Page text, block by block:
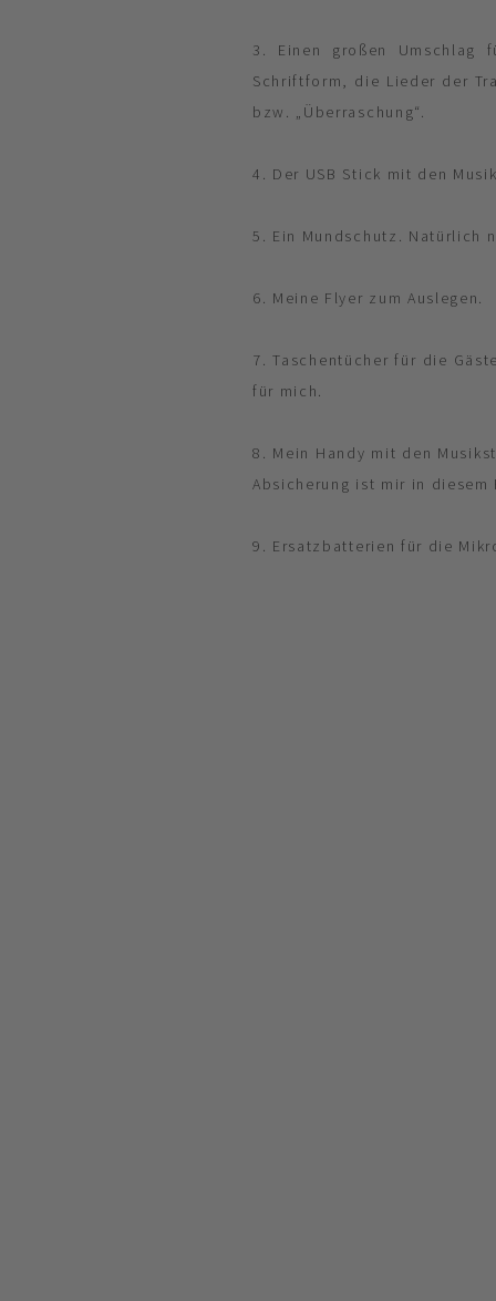
3. Einen großen Umschlag
Schriftform, die Lieder der
bzw. „Überraschung“.
4. Der USB Stick mit den
5. Ein Mundschutz. Natürlich
6. Meine Flyer zum Auslegen.
7. Taschentücher für die
für mich.
8. Mein Handy mit den
Absicherung ist mir in
9. Ersatzbatterien für die